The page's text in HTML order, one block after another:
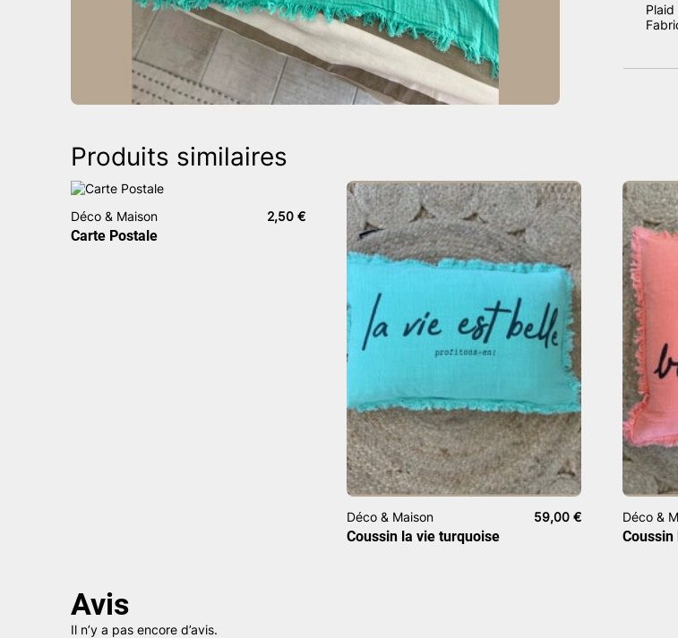
Produits similaires
Déco & Maison 2,50 €
Carte Postale
Déco & Maison 59,00 €
Coussin la vie turquoise
Déco &
Avis
Il n’y a pas encore d’avis.